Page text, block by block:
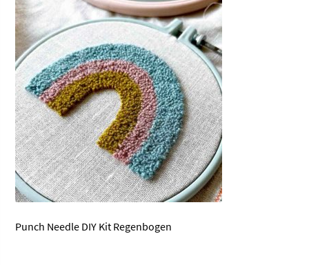
Punch Needle DIY Kit Regenbogen